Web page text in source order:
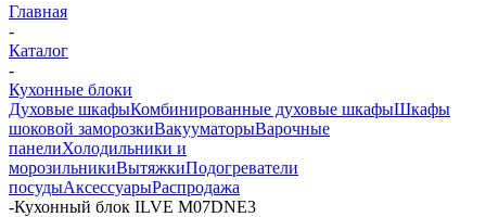
Главная
-
Каталог
-
Кухонные блоки
Духовые шкафыКомбинированные духовые шкафыШкафы
шоковой заморозкиВакууматорыВарочные
панелиХолодильники и
морозильникиВытяжкиПодогреватели
посудыАксессуарыРаспродажа
-Кухонный блок ILVE M07DNE3